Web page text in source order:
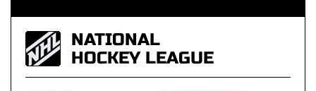
NATIONAL
HOCKEY LEAGUE